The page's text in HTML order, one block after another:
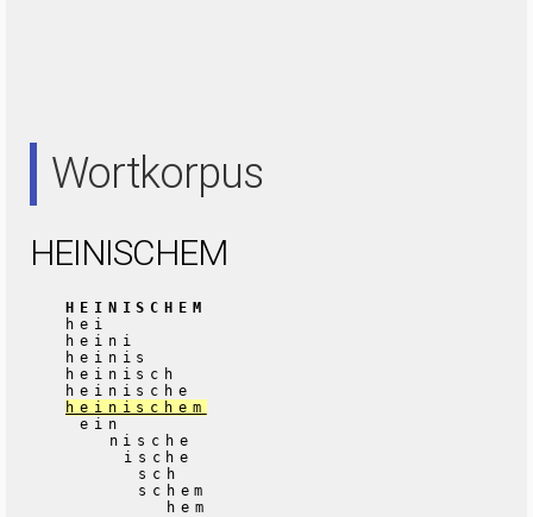
Wortkorpus
HEINISCHEM
HEINISCHEM
hei
heini
heinis
heinisch
heinische
heinischem
ein
nische
ische
sch
schem
hem